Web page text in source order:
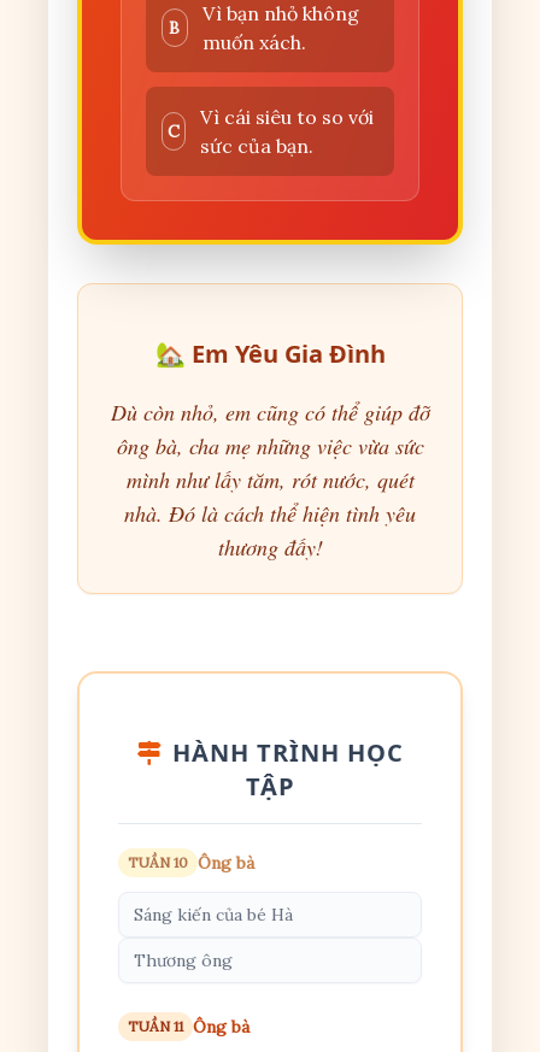
B
Vì bạn nhỏ không
muốn xách.
C
Vì cái siêu to so với
sức của bạn.
🏡 Em Yêu Gia Đình
Dù còn nhỏ, em cũng có thể giúp đỡ
ông bà, cha mẹ những việc vừa sức
mình như lấy tăm, rót nước, quét
nhà. Đó là cách thể hiện tình yêu
thương đấy!
HÀNH TRÌNH HỌC
TẬP
TUẦN 10 Ông bà
Sáng kiến của bé Hà
Thương ông
TUẦN 11 Ông bà